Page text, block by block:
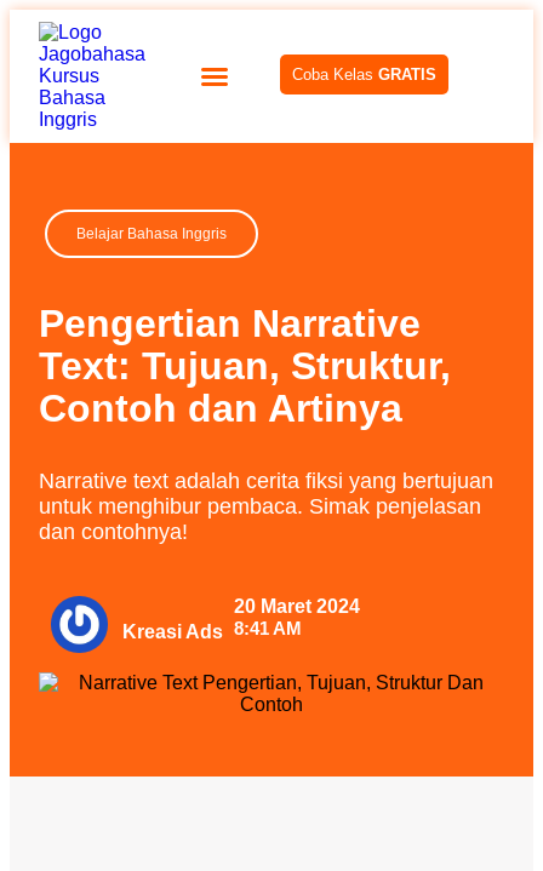
Coba Kelas GRATIS
Belajar Bahasa Inggris
Pengertian Narrative
Text: Tujuan, Struktur,
Contoh dan Artinya
Narrative text adalah cerita fiksi yang bertujuan
untuk menghibur pembaca. Simak penjelasan
dan contohnya!
Kreasi Ads
20 Maret 2024
8:41 AM